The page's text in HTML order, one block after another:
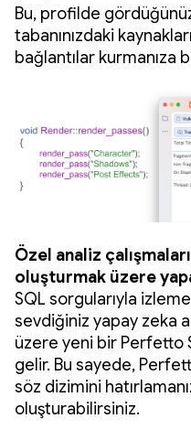
Bu, profilde
tabanınızdaki
bağlantılar kurmanıza
Özel analiz
oluşturmak üzere
SQL sorgularıyla
sevdiğiniz yapay zeka
üzere yeni bir Perfetto
gelir. Bu sayede,
söz dizimini
oluşturabilirsiniz.